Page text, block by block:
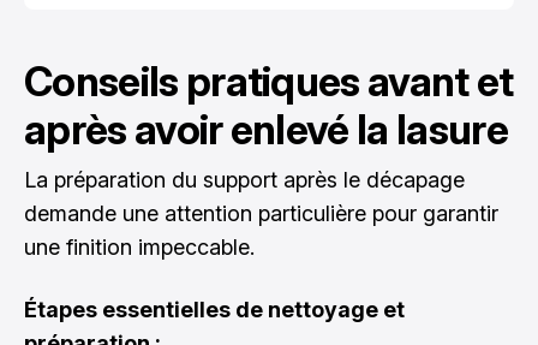
Conseils pratiques avant et
après avoir enlevé la lasure
La préparation du support après le décapage
demande une attention particulière pour garantir
une finition impeccable.
Étapes essentielles de nettoyage et